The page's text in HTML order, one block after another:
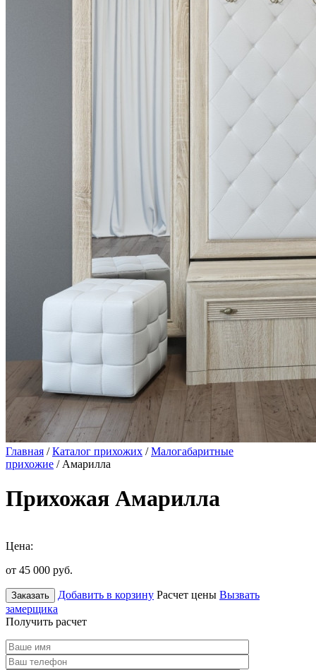
Главная /Каталог прихожих /Малогабаритные
прихожие / Амарилла
Прихожая Амарилла
Цена:
от 45 000 руб.
Заказать Добавить в корзину Расчет цены Вызвать
замерщика
Получить расчет